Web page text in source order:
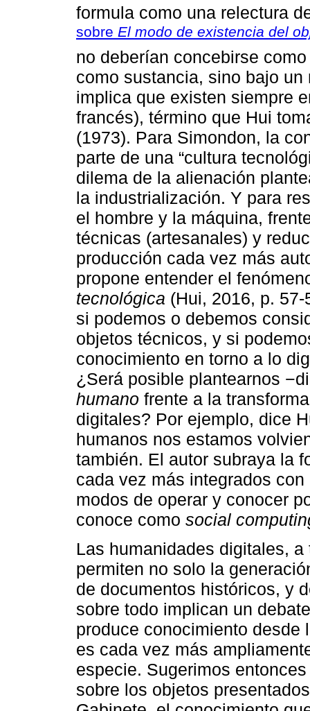
formula como una relectura
sobre El modo de existencia del
no deberían concebirse
como sustancia, sino bajo
implica que existen siempre
francés), término que Hui
(1973). Para Simondon, la
parte de una “cultura
dilema de la alienación
la industrialización. Y para
el hombre y la máquina,
técnicas (artesanales) y
producción cada vez más
propone entender el
tecnológica (Hui, 2016, p.
si podemos o debemos
objetos técnicos, y si
conocimiento en torno a lo
¿Será posible plantearnos
humano frente a la
digitales? Por ejemplo, dice
humanos nos estamos
también. El autor subraya la
cada vez más integrados
modos de operar y conocer
conoce como social
Las humanidades digitales,
permiten no solo la
de documentos históricos, y
sobre todo implican un
produce conocimiento desde
es cada vez más
especie. Sugerimos
sobre los objetos